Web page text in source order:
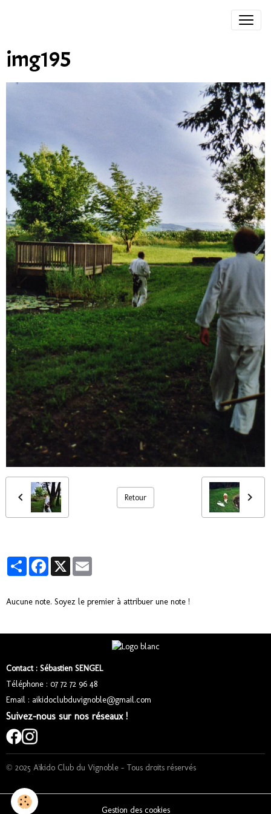
img195
Retour
PartagerFacebook
X
Aucune note. Soyez le premier à attribuer une note !
Contact : Sébastien SENGEL
Téléphone : 07 72 72 96 48
Email : aikidoclubduvignoble@gmail.com
Suivez-nous sur nos réseaux !
© 2025 Aïkido Club du Vignoble – Tous droits réservés
Gestion des cookies